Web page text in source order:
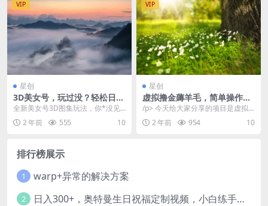
VIP
星创
3D美女号，玩过没？轻松日入
500+，纯虚拟资源玩法，完全
0成本，*蓝海（附带资料）
全新美女号3D图集玩法，你*没见
过，项目非常蓝海，打破普通美女
号思维，新颖的视频...
2 年前 555 10
VIP
星创
虚拟撸金薅羊毛，简单操作，
小白当天上手，月收益5000+
/p> 今天给大家分享的项目是虚拟
物品薅羊毛玩法，跟着学习之后，
小白完全可以自己...
2 年前 954 10
排行榜展示
1 warp+异常的解决方案
2 日入300+，奥特曼生日祝福定制视频，小白练手项目-暖阳网